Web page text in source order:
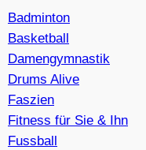
Badminton
Basketball
Damengymnastik
Drums Alive
Faszien
Fitness für Sie & Ihn
Fussball